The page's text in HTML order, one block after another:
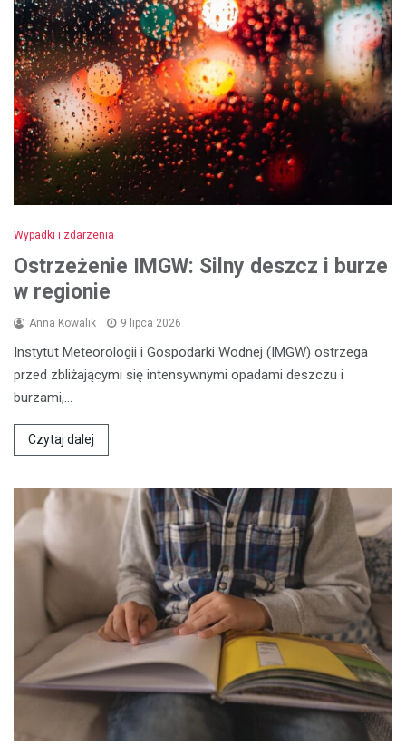
Wypadki i zdarzenia
Ostrzeżenie IMGW: Silny deszcz i burze
w regionie
Anna Kowalik 9 lipca 2026
Instytut Meteorologii i Gospodarki Wodnej (IMGW) ostrzega
przed zbliżającymi się intensywnymi opadami deszczu i
burzami,…
Czytaj dalej